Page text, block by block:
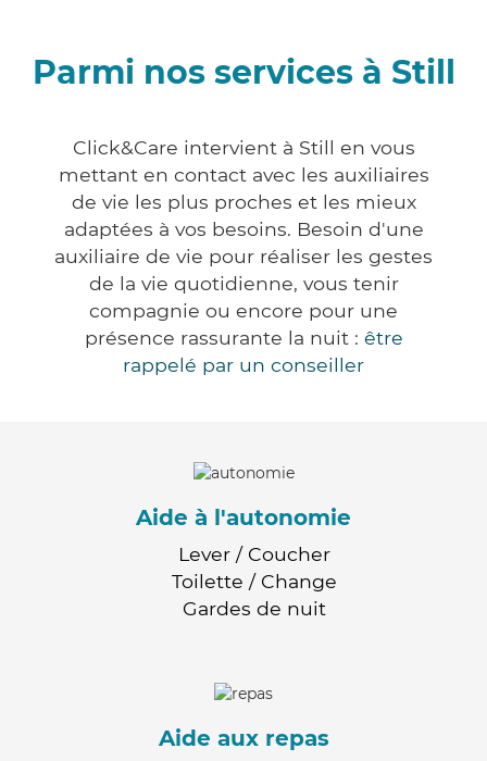
Parmi nos services à Still
Click&Care intervient à Still en vous
mettant en contact avec les auxiliaires
de vie les plus proches et les mieux
adaptées à vos besoins. Besoin d'une
auxiliaire de vie pour réaliser les gestes
de la vie quotidienne, vous tenir
compagnie ou encore pour une
présence rassurante la nuit : être
rappelé par un conseiller
Aide à l'autonomie
Lever / Coucher
Toilette / Change
Gardes de nuit
Aide aux repas